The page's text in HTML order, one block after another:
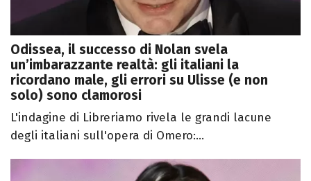
Odissea, il successo di Nolan svela
un’imbarazzante realtà: gli italiani la
ricordano male, gli errori su Ulisse (e non
solo) sono clamorosi
L'indagine di Libreriamo rivela le grandi lacune
degli italiani sull'opera di Omero:...